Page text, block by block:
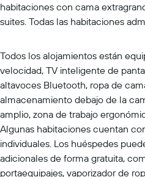
habitaciones con cama
suites. Todas las habitaciones
Todos los alojamientos están
velocidad, TV inteligente de
altavoces Bluetooth, ropa de
almacenamiento debajo de la
amplio, zona de trabajo
Algunas habitaciones cuentan
individuales. Los huéspedes
adicionales de forma gratuita,
portaequipajes, vaporizador de